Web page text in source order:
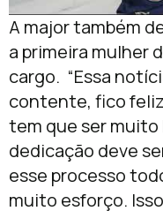
A major também
a primeira mulher
cargo. “Essa
contente, fico
tem que ser muito
dedicação deve
esse processo
muito esforço.